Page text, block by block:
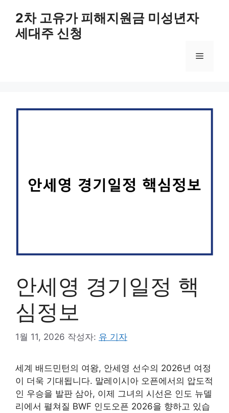
2차 고유가 피해지원금 미성년자
세대주 신청
메
안세영 경기일정 핵
심정보
1월 11, 2026 작성자: 유 기자
세계 배드민턴의 여왕, 안세영 선수의 2026년 여정
이 더욱 기대됩니다. 말레이시아 오픈에서의 압도적
인 우승을 발판 삼아, 이제 그녀의 시선은 인도 뉴델
리에서 펼쳐질 BWF 인도오픈 2026을 향하고 있습